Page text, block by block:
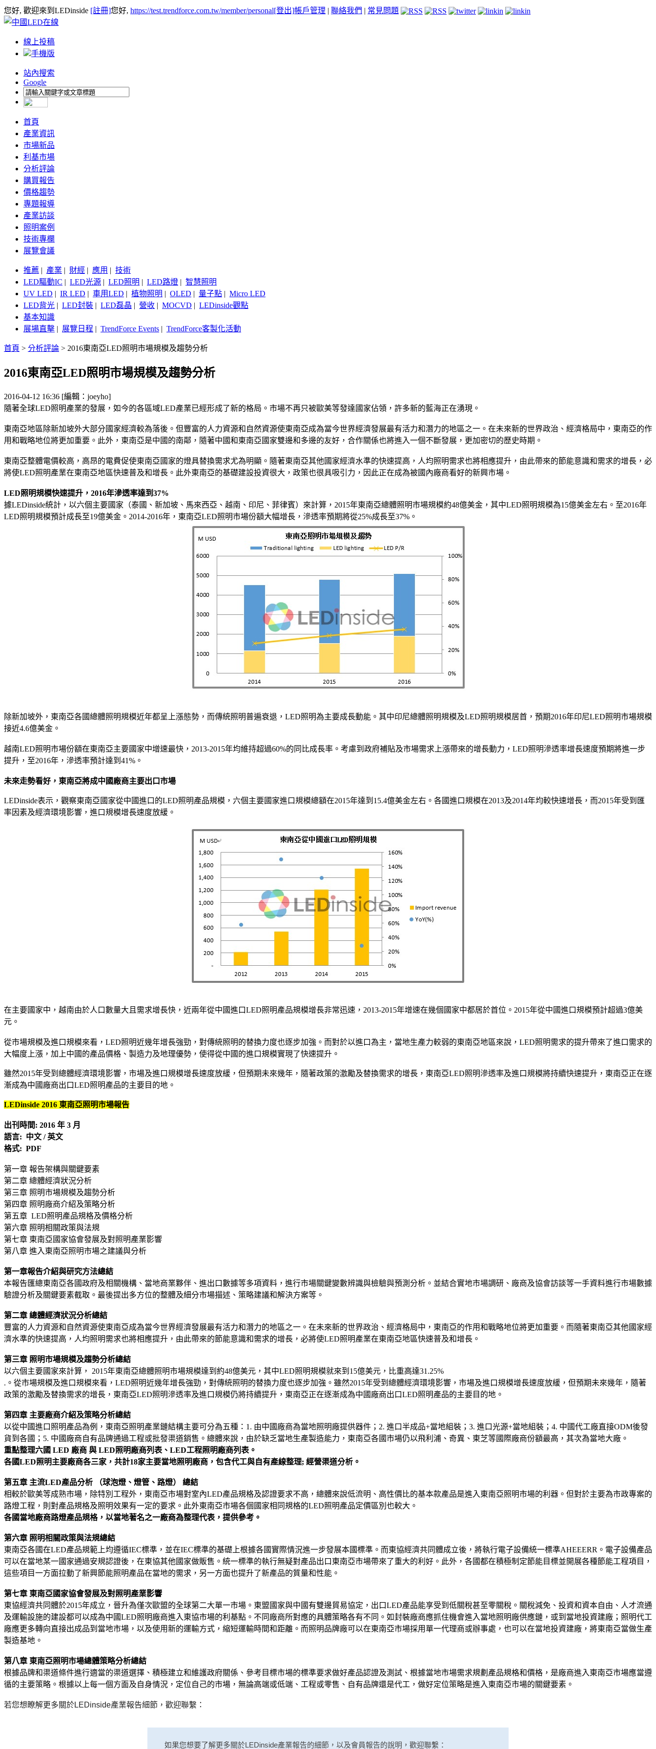
您好, 歡迎來到LEDinside [註冊]您好, https://test.trendforce.com.tw/member/personal[登出]帳戶管理 | 聯絡我們 | 常見問題
線上投稿
手機版
站內搜索
Google
首頁
產業資訊
市場新品
利基市場
分析評論
購買報告
價格趨勢
專題報導
產業訪談
照明案例
技術專欄
展覽會議
推薦 | 產業 | 財經 | 應用 | 技術
LED驅動IC | LED光源 | LED照明 | LED路燈 | 智慧照明
UV LED | IR LED | 車用LED | 植物照明 | OLED | 量子點 | Micro LED
LED背光 | LED封裝 | LED磊晶 | 營收 | MOCVD | LEDinside觀點
基本知識
展場直擊 | 展覽日程 | TrendForce Events | TrendForce客製化活動
首頁 > 分析評論 > 2016東南亞LED照明市場規模及趨勢分析
2016東南亞LED照明市場規模及趨勢分析
2016-04-12 16:36 [編輯：joeyho]
隨著全球LED照明產業的發展，如今的各區域LED產業已經形成了新的格局。市場不再只被歐美等發達國家佔領，許多新的藍海正在湧現。
東南亞地區除新加坡外大部分國家經濟較為落後。但豐富的人力資源和自然資源使東南亞成為當今世界經濟發展最有活力和潛力的地區之一。在未來新的世界政治、經濟格局中，東南亞的作
用和戰略地位將更加重要。此外，東南亞是中國的南鄰，隨著中國和東南亞國家雙邊和多邊的友好，合作關係也將進入一個不斷發展，更加密切的歷史時期。
東南亞整體電價較高，高昂的電費促使東南亞國家的燈具替換需求尤為明顯。隨著東南亞其他國家經濟水準的快速提高，人均照明需求也將相應提升，由此帶來的節能意識和需求的增長，必
將使LED照明產業在東南亞地區快速普及和增長。此外東南亞的基礎建設投資很大，政策也很具吸引力，因此正在成為被國內廠商看好的新興市場。
LED照明規模快速提升， 2016年滲透率達到 37%
據LEDinside統計，以六個主要國家（泰國、新加坡、馬來西亞、越南、印尼、菲律賓）來計算，2015年東南亞總體照明市場規模約48億美金，其中LED照明規模為15億美金左右。至2016年
LED照明規模預計成長至19億美金。2014-2016年，東南亞LED照明市場份額大幅增長，滲透率預期將從25%成長至37%。
除新加坡外，東南亞各國總體照明規模近年都呈上漲態勢，而傳統照明普遍衰退，LED照明為主要成長動能。其中印尼總體照明規模及LED照明規模居首，預期2016年印尼LED照明市場規模
接近4.6億美金。
越南LED照明市場份額在東南亞主要國家中增速最快，2013-2015年均維持超過60%的同比成長率。考慮到政府補貼及市場需求上漲帶來的增長動力，LED照明滲透率增長速度預期將進一步
提升，至2016年，滲透率預計達到41%。
未來走勢看好，東南亞將成中國廠商主要出口市場
LEDinside表示，觀察東南亞國家從中國進口的LED照明產品規模，六個主要國家進口規模總額在2015年達到15.4億美金左右。各國進口規模在2013及2014年均較快速增長，而2015年受到匯
率因素及經濟環境影響，進口規模增長速度放緩。
在主要國家中，越南由於人口數量大且需求增長快，近兩年從中國進口LED照明產品規模增長非常迅速，2013-2015年增速在幾個國家中都居於首位。2015年從中國進口規模預計超過3億美
元。
從市場規模及進口規模來看，LED照明近幾年增長強勁，對傳統照明的替換力度也逐步加強。而對於以進口為主，當地生產力較弱的東南亞地區來說，LED照明需求的提升帶來了進口需求的
大幅度上漲，加上中國的產品價格、製造力及地理優勢，使得從中國的進口規模實現了快速提升。
雖然2015年受到總體經濟環境影響，市場及進口規模增長速度放緩，但預期未來幾年，隨著政策的激勵及替換需求的增長，東南亞LED照明滲透率及進口規模將持續快速提升，東南亞正在逐
漸成為中國廠商出口LED照明產品的主要目的地。
LEDinside 2016 東南亞照明市場報告
出刊時間: 2016 年 3 月
語言: 中文 /英文
格式: PDF
第一章 報告架構與關鍵要素
第二章 總體經濟狀況分析
第三章 照明市場規模及趨勢分析
第四章 照明廠商介紹及策略分析
第五章 LED照明產品規格及價格分析
第六章 照明相關政策與法規
第七章 東南亞國家協會發展及對照明產業影響
第八章 進入東南亞照明市場之建議與分析
第一章報告介紹與研究方法總結
本報告匯總東南亞各國政府及相關機構、當地商業夥伴、進出口數據等多項資料，進行市場關鍵變數辨識與檢驗與預測分析。並結合實地市場調研、廠商及協會訪談等一手資料進行市場數據
驗證分析及關鍵要素截取。最後提出多方位的整體及細分市場描述、策略建議和解決方案等。
第二章 總體經濟狀況分析總結
豐富的人力資源和自然資源使東南亞成為當今世界經濟發展最有活力和潛力的地區之一。在未來新的世界政治、經濟格局中，東南亞的作用和戰略地位將更加重要。而隨著東南亞其他國家經
濟水準的快速提高，人均照明需求也將相應提升，由此帶來的節能意識和需求的增長，必將使LED照明產業在東南亞地區快速普及和增長。
第三章 照明市場規模及趨勢分析總結
以六個主要國家來計算， 2015年東南亞總體照明市場規模達到約48億美元，其中LED照明規模就來到15億美元，比重高達31.25%
.。從市場規模及進口規模來看，LED照明近幾年增長強勁，對傳統照明的替換力度也逐步加強。雖然2015年受到總體經濟環境影響，市場及進口規模增長速度放緩，但預期未來幾年，隨著
政策的激勵及替換需求的增長，東南亞LED照明滲透率及進口規模仍將持續提升，東南亞正在逐漸成為中國廠商出口LED照明產品的主要目的地。
第四章 主要廠商介紹及策略分析總結
以從中國進口照明產品為例，東南亞照明產業鏈結構主要可分為五種：1. 由中國廠商為當地照明廠提供器件；2. 進口半成品+當地組裝；3. 進口光源+當地組裝；4. 中國代工廠直接ODM後發
貨到各國；5. 中國廠商自有品牌通過工程或批發渠道銷售。總體來說，由於缺乏當地生產製造能力，東南亞各國市場仍以飛利浦、奇異、東芝等國際廠商份額最高，其次為當地大廠。
重點整理六國 LED 廠商 與 LED照明廠商列表、LED工程照明廠商列表。
各國LED照明主要廠商各三家，共計18家主要當地照明廠商，包含代工與自有產線整理; 經營渠道分析。
第五章 主流LED產品分析 （球泡燈、燈管、路燈） 總結
相較於歐美等成熟市場，除特別工程外，東南亞市場對室內LED產品規格及認證要求不高，總體來說低流明、高性價比的基本款產品是進入東南亞照明市場的利器。但對於主要為市政專案的
路燈工程，則對產品規格及照明效果有一定的要求。此外東南亞市場各個國家相同規格的LED照明產品定價區別也較大。
各國當地廠商路燈產品規格，以當地著名之一廠商為整理代表，提供參考。
第六章 照明相關政策與法規總結
東南亞各國在LED產品規範上均遵循IEC標準，並在IEC標準的基礎上根據各國實際情況進一步發展本國標準。而東協經濟共同體成立後，將執行電子設備統一標準AHEEERR。電子設備產品
可以在當地某一國家通過安規認證後，在東協其他國家做販售。統一標準的執行無疑對產品出口東南亞市場帶來了重大的利好。此外，各國都在積極制定節能目標並開展各種節能工程項目，
這些項目一方面拉動了新興節能照明產品在當地的需求，另一方面也提升了新產品的質量和性能。
第七章 東南亞國家協會發展及對照明產業影響
東協經濟共同體於2015年成立，晉升為僅次歐盟的全球第二大單一市場。東盟國家與中國有雙邊貿易協定，出口LED產品能享受到低關稅甚至零關稅。關稅減免、投資和資本自由、人才流通
及運輸設施的建設都可以成為中國LED照明廠商進入東協市場的利基點。不同廠商所對應的具體策略各有不同。如封裝廠商應抓住機會進入當地照明廠供應鏈，或到當地投資建廠；照明代工
廠應更多轉向直接出成品到當地市場，以及使用新的運輸方式，縮短運輸時間和距離。而照明品牌廠可以在東南亞市場採用單一代理商或辦事處，也可以在當地投資建廠，將東南亞當做生產
製造基地。
第八章 東南亞照明市場總體策略分析總結
根據品牌和渠道條件進行適當的渠道選擇、積極建立和維護政府關係、參考目標市場的標準要求做好產品認證及測試、根據當地市場需求規劃產品規格和價格，是廠商進入東南亞市場應當遵
循的主要策略。根據以上每一個方面及自身情況，定位自己的市場，無論高端或低端、工程或零售、自有品牌還是代工，做好定位策略是進入東南亞市場的關鍵要素。
若您想瞭解更多關於LEDinside產業報告細節，歡迎聯繫：
如果您想要了解更多關於LEDinside產業報告的細節，以及會員報告的說明，歡迎聯繫：